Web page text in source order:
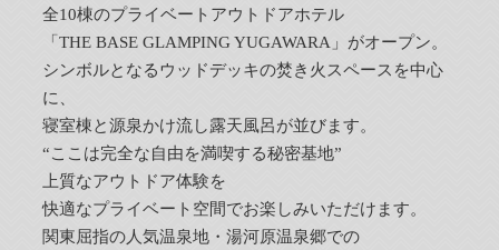
全10棟のプライベートアウトドアホテル
「THE BASE GLAMPING YUGAWARA」がオープン。
シンボルとなるウッドデッキの焚き火スペースを中心
に、
寝室棟と源泉かけ流し露天風呂が並びます。
“ここは完全な自由を満喫する秘密基地”
上質なアウトドア体験を
快適なプライベート空間でお楽しみいただけます。
関東屈指の人気温泉地・湯河原温泉郷での